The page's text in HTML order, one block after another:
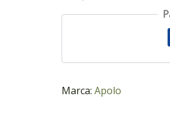
Marca: Apolo